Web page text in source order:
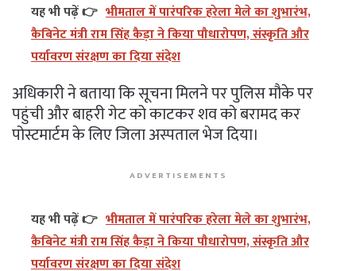
यह भी पढ़ें 👉 भीमताल में पारंपरिक हरेला मेले का शुभारंभ,
कैबिनेट मंत्री राम सिंह कैड़ा ने किया पौधारोपण, संस्कृति और
पर्यावरण संरक्षण का दिया संदेश
अधिकारी ने बताया कि सूचना मिलने पर पुलिस मौके पर
पहुंची और बाहरी गेट को काटकर शव को बरामद कर
पोस्टमार्टम के लिए जिला अस्पताल भेज दिया।
ADVERTISEMENTS
यह भी पढ़ें 👉 भीमताल में पारंपरिक हरेला मेले का शुभारंभ,
कैबिनेट मंत्री राम सिंह कैड़ा ने किया पौधारोपण, संस्कृति और
पर्यावरण संरक्षण का दिया संदेश